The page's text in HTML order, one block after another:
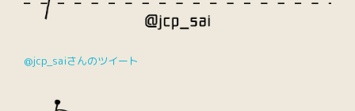
@jcp_saiさんのツイート